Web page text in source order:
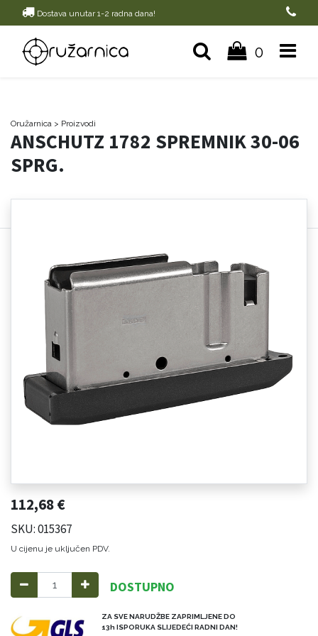
Dostava unutar 1-2 radna dana!
0
Oružarnica > Proizvodi
ANSCHUTZ 1782 SPREMNIK 30-06
SPRG.
112,68€
SKU: 015367
U cijenu je uključen PDV.
DOSTUPNO
ZA SVE NARUDŽBE ZAPRIMLJENE DO
13h ISPORUKA SLIJEDEĆI RADNI DAN!